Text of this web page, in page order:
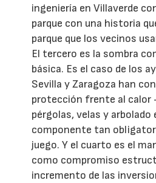
ingeniería en Villaverde
parque con una historia
parque que los vecinos
El tercero es la sombra
básica. Es el caso de los
Sevilla y Zaragoza han
protección frente al
pérgolas, velas y
componente tan
juego. Y el cuarto es el
como compromiso
incremento de las